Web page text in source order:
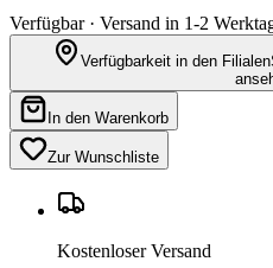
Verfügbar · Versand in 1-2
Verfügbarkeit in den Filialen
In den Warenkorb
Zur Wunschliste
Kostenloser Versand